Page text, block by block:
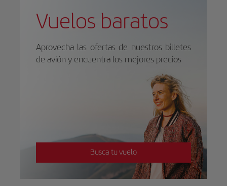
Vuelos baratos
Aprovecha las ofertas de nuestros billetes
de avión y encuentra los mejores precios
Busca tu vuelo